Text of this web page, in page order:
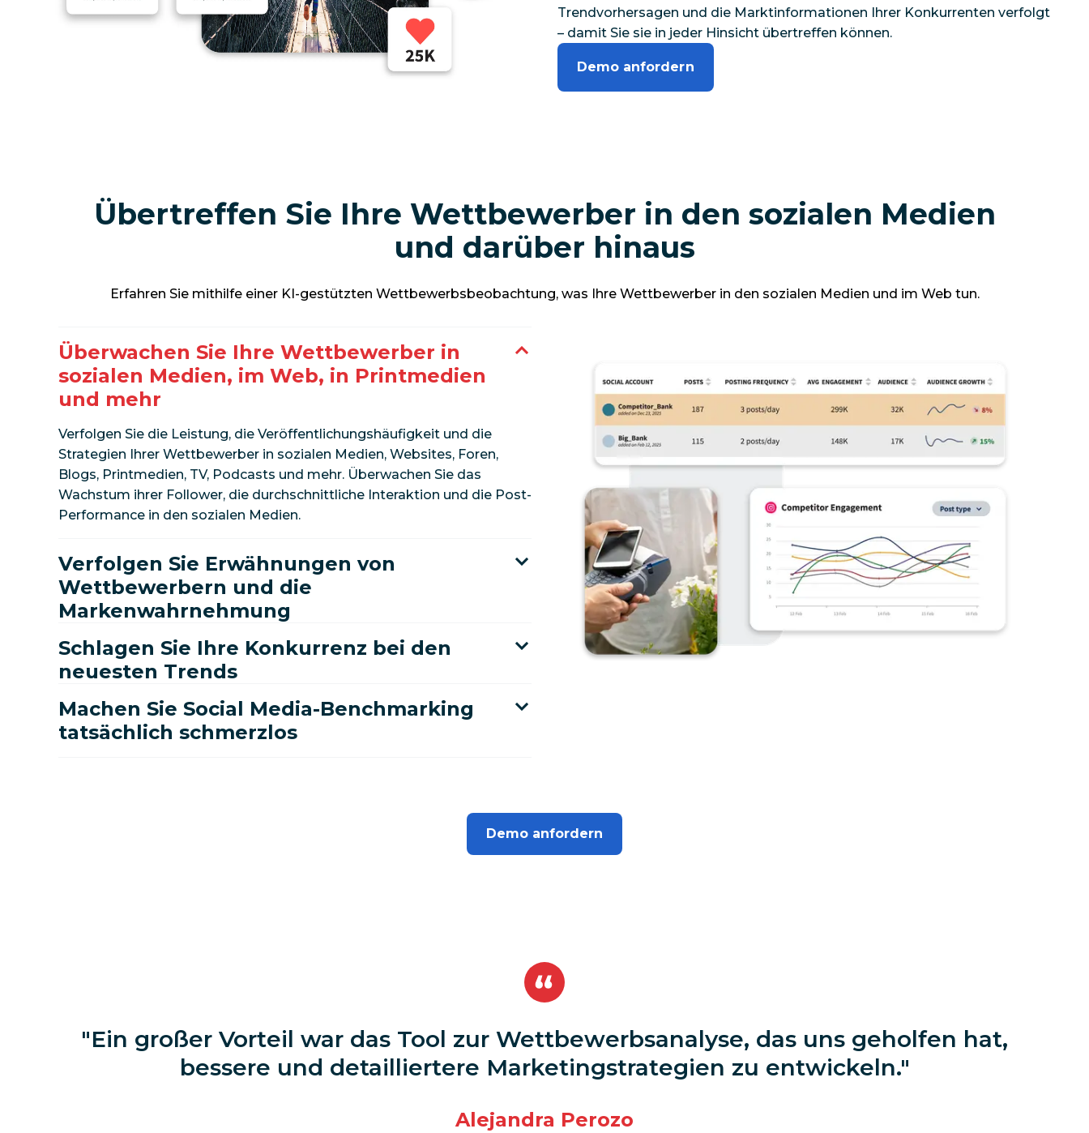
Trendvorhersagen und die Marktinformationen Ihrer Konkurrenten verfolgt
– damit Sie sie in jeder Hinsicht übertreffen können.
Demo anfordern
Übertreffen Sie Ihre Wettbewerber in den sozialen Medien
und darüber hinaus
Erfahren Sie mithilfe einer KI-gestützten Wettbewerbsbeobachtung, was Ihre Wettbewerber in den sozialen Medien und im Web tun.
Überwachen Sie Ihre Wettbewerber in
sozialen Medien, im Web, in Printmedien
und mehr
Verfolgen Sie die Leistung, die Veröffentlichungshäufigkeit und die
Strategien Ihrer Wettbewerber in sozialen Medien, Websites, Foren,
Blogs, Printmedien, TV, Podcasts und mehr. Überwachen Sie das
Wachstum ihrer Follower, die durchschnittliche Interaktion und die Post-
Performance in den sozialen Medien.
Verfolgen Sie Erwähnungen von
Wettbewerbern und die
Markenwahrnehmung
Schlagen Sie Ihre Konkurrenz bei den
neuesten Trends
Machen Sie Social Media-Benchmarking
tatsächlich schmerzlos
Demo anfordern
Ein großer Vorteil war das Tool zur Wettbewerbsanalyse, das uns geholfen hat,
bessere und detailliertere Marketingstrategien zu entwickeln.
Alejandra Perozo